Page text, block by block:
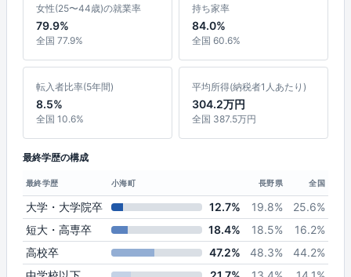
女性(25〜44歳)の就業率
79.9%
全国 77.9%
持ち家率
84.0%
全国 60.6%
転入者比率(5年間)
8.5%
全国 10.6%
平均所得(納税者1人あたり)
304.2万円
全国 387.5万円
最終学歴の構成
最終学歴 小海町 長野県 全国
大学・大学院卒 12.7% 19.8%
25.6%
短大・高専卒
18.4% 18.5%
16.2%
高校卒
47.2% 48.3%
44.2%